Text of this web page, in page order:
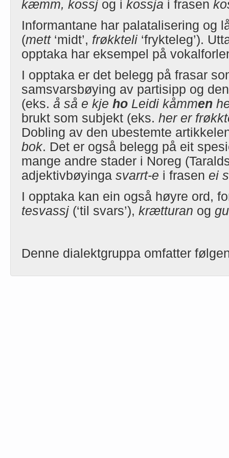
kæmm, kossj og ikossja i frasen
Informantane har palatalisering og
(mett ‘midt’, frøkkteli ‘frykteleg’).
opptaka har eksempel på
I opptaka er det belegg på frasar
samsvarsbøying av partisipp og
(eks.å så e kjeho Leidi kåmmen
brukt som subjekt (eks.her er
Dobling av den ubestemte
bok. Det er også belegg på eit
mange andre stader i Noreg
adjektivbøyingasvarrt-e i frasenei
I opptaka kan ein også høyre ord,
tesvassj (‘til svars’),krætturan og
Denne dialektgruppa omfatter